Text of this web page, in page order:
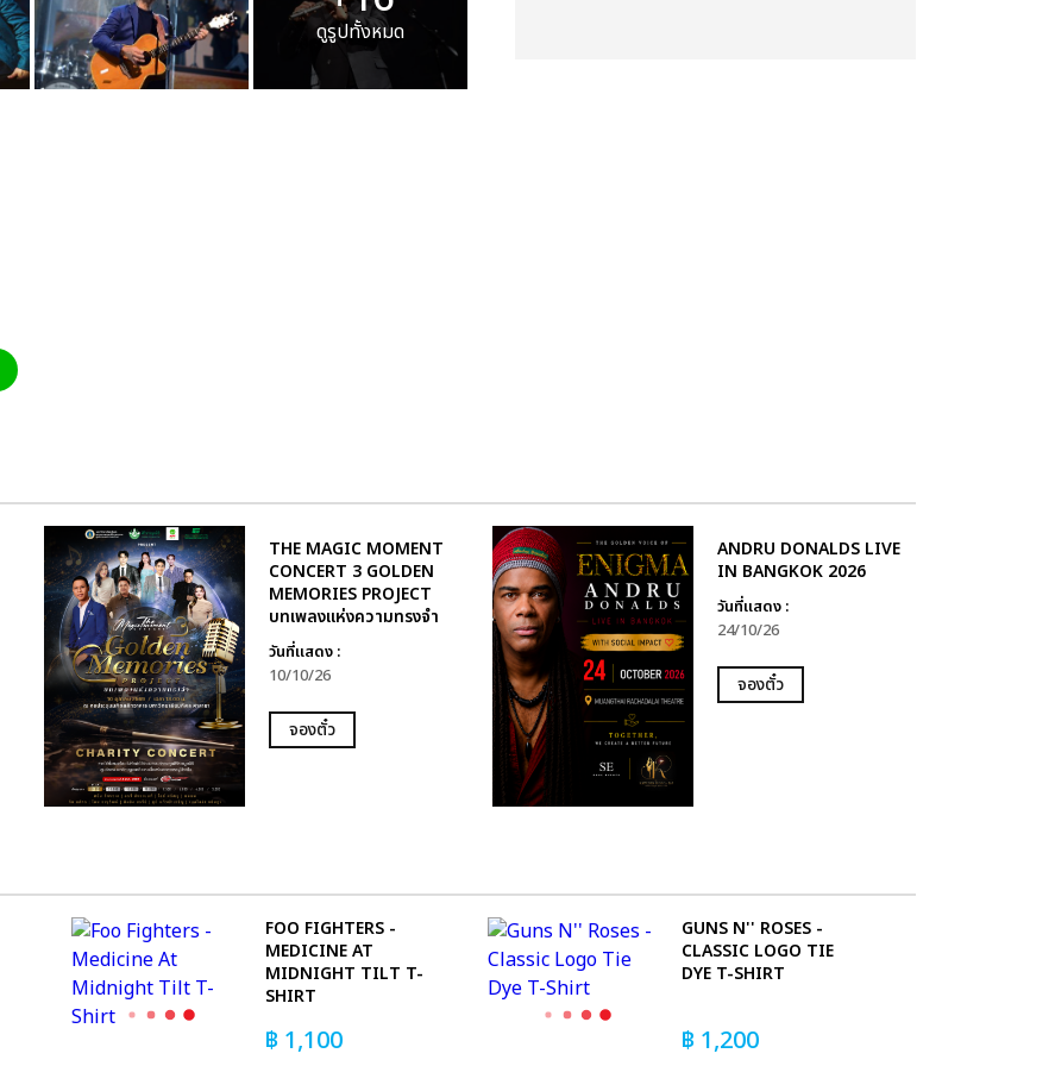
ดูรูปทั้งหมด
THE MAGIC MOMENT
CONCERT 3 GOLDEN
MEMORIES PROJECT
บทเพลงแห่งความทรงจำ
วันที่แสดง :
10/10/26
จองตั๋ว
ANDRU DONALDS LIVE
IN BANGKOK 2026
วันที่แสดง :
24/10/26
จองตั๋ว
FOO FIGHTERS -
MEDICINE AT
MIDNIGHT TILT T-
SHIRT
฿ 1,100
GUNS N'' ROSES -
CLASSIC LOGO TIE
DYE T-SHIRT
฿ 1,200